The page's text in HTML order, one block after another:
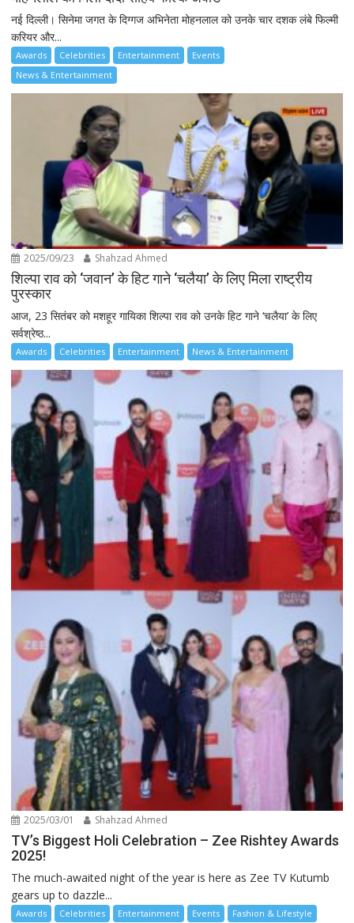
नई दिल्ली। सिनेमा जगत के दिग्गज अभिनेता मोहनलाल को उनके चार दशक लंबे फिल्मी
करियर और...
Awards Celebrities Entertainment
Events
News & Entertainment
2025/09/23 Shahzad Ahmed
शिल्पा राव को ‘जवान’ के हिट गाने ‘चलैया’ के लिए मिला राष्ट्रीय
पुरस्कार
आज, 23 सितंबर को मशहूर गायिका शिल्पा राव को उनके हिट गाने ‘चलैया’ के लिए
सर्वश्रेष्ठ...
Awards Celebrities Entertainment News & Entertainment
2025/03/01 Shahzad Ahmed
TV’s Biggest Holi Celebration – Zee Rishtey Awards
2025!
The much-awaited night of the year is here as Zee TV Kutumb
gears up to dazzle...
Awards Celebrities Entertainment Events
Fashion & Lifestyle